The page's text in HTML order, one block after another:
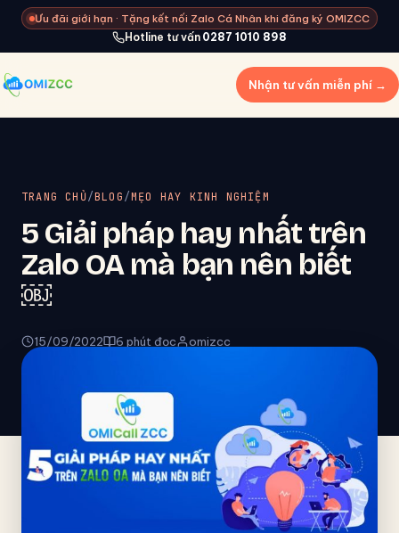
Ưu đãi giới hạn · Tặng kết nối Zalo Cá Nhân khi đăng ký OMIZCC
Hotline tư vấn 0287 1010 898
Nhận tư vấn miễn phí →
TRANG CHỦ/BLOG/MẸO HAY KINH NGHIỆM
5 Giải pháp hay nhất trên
Zalo OA mà bạn nên biết
￼
15/09/2022 6 phút đọc omizcc